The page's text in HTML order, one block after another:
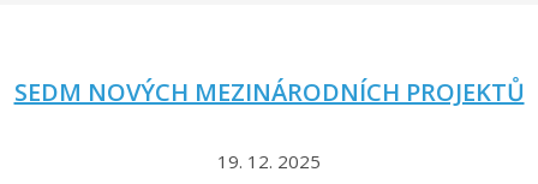
SEDM NOVÝCH MEZINÁRODNÍCH PROJEKTŮ
19. 12. 2025